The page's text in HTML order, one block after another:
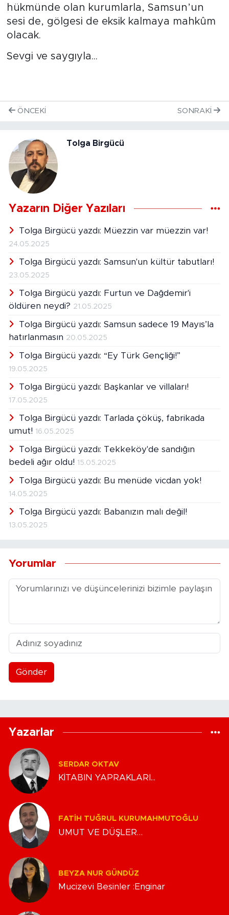
hükmünde olan kurumlarla, Samsun’un
sesi de, gölgesi de eksik kalmaya mahkûm
olacak.
Sevgi ve saygıyla...
ÖNCEKI SONRAKI
Tolga Birgücü
Yazarın Diğer Yazıları
Tolga Birgücü yazdı: Müezzin var müezzin var!
24.05.2025
Tolga Birgücü yazdı: Samsun'un kültür tabutları!
23.05.2025
Tolga Birgücü yazdı: Furtun ve Dağdemir'i
öldüren neydi? 21.05.2025
Tolga Birgücü yazdı: Samsun sadece 19 Mayıs’la
hatırlanmasın 20.05.2025
Tolga Birgücü yazdı: “Ey Türk Gençliği!”
19.05.2025
Tolga Birgücü yazdı: Başkanlar ve villaları!
17.05.2025
Tolga Birgücü yazdı: Tarlada çöküş, fabrikada
umut! 16.05.2025
Tolga Birgücü yazdı: Tekkeköy'de sandığın
bedeli ağır oldu! 15.05.2025
Tolga Birgücü yazdı: Bu menüde vicdan yok!
14.05.2025
Tolga Birgücü yazdı: Babanızın malı değil!
13.05.2025
Yorumlar
Gönder
Yazarlar
SERDAR OKTAV
KİTABIN YAPRAKLARI...
FATIH TUĞRUL KURUMAHMUTOĞLU
UMUT VE DÜŞLER…
BEYZA NUR GÜNDÜZ
Mucizevi Besinler :Enginar